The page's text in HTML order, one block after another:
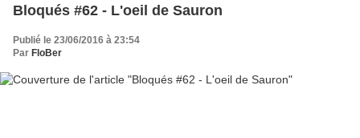
Bloqués #62 - L'oeil de Sauron
Publié le 23/06/2016 à 23:54
Par FloBer